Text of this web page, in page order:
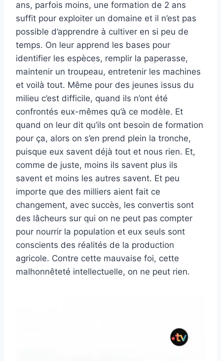
ans, parfois moins, une formation de 2 ans
suffit pour exploiter un domaine et il n’est pas
possible d’apprendre à cultiver en si peu de
temps. On leur apprend les bases pour
identifier les espèces, remplir la paperasse,
maintenir un troupeau, entretenir les machines
et voilà tout. Même pour des jeunes issus du
milieu c’est difficile, quand ils n’ont été
confrontés eux-mêmes qu’à ce modèle. Et
quand on leur dit qu’ils ont besoin de formation
pour ça, alors on s’en prend plein la tronche,
puisque eux savent déjà tout et nous rien. Et,
comme de juste, moins ils savent plus ils
savent et moins les autres savent. Et peu
importe que des milliers aient fait ce
changement, avec succès, les convertis sont
des lâcheurs sur qui on ne peut pas compter
pour nourrir la population et eux seuls sont
conscients des réalités de la production
agricole. Contre cette mauvaise foi, cette
malhonnêteté intellectuelle, on ne peut rien.